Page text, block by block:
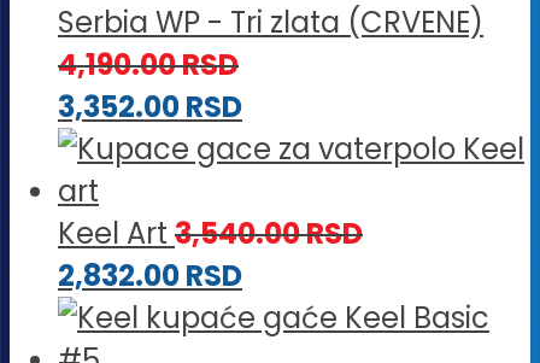
Serbia WP - Tri zlata (CRVENE)
4,190.00RSD
3,352.00RSD
Keel Art 3,540.00RSD
2,832.00RSD